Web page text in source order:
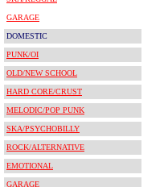
GARAGE
DOMESTIC
PUNK/OI
OLD/NEW SCHOOL
HARD CORE/CRUST
MELODIC/POP PUNK
SKA/PSYCHOBILLY
ROCK/ALTERNATIVE
EMOTIONAL
GARAGE